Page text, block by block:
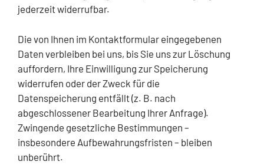
jederzeit widerrufbar.
Die von Ihnen im Kontaktformular eingegebenen
Daten verbleiben bei uns, bis Sie uns zur Löschung
auffordern, Ihre Einwilligung zur Speicherung
widerrufen oder der Zweck für die
Datenspeicherung entfällt (z. B. nach
abgeschlossener Bearbeitung Ihrer Anfrage).
Zwingende gesetzliche Bestimmungen –
insbesondere Aufbewahrungsfristen – bleiben
unberührt.